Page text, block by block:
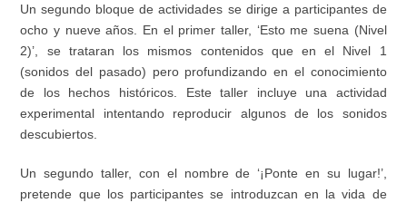
Un segundo bloque de actividades se dirige a participantes de
ocho y nueve años. En el primer taller, ‘Esto me suena (Nivel
2)’, se trataran los mismos contenidos que en el Nivel 1
(sonidos del pasado) pero profundizando en el conocimiento
de los hechos históricos. Este taller incluye una actividad
experimental intentando reproducir algunos de los sonidos
descubiertos.
Un segundo taller, con el nombre de ‘¡Ponte en su lugar!’,
pretende que los participantes se introduzcan en la vida de